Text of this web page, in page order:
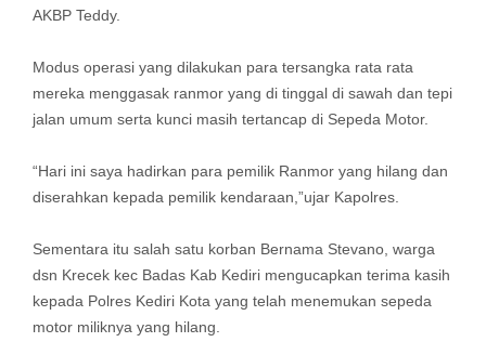
AKBP Teddy.
Modus operasi yang dilakukan para tersangka rata rata
mereka menggasak ranmor yang di tinggal di sawah dan tepi
jalan umum serta kunci masih tertancap di Sepeda Motor.
“Hari ini saya hadirkan para pemilik Ranmor yang hilang dan
diserahkan kepada pemilik kendaraan,”ujar Kapolres.
Sementara itu salah satu korban Bernama Stevano, warga
dsn Krecek kec Badas Kab Kediri mengucapkan terima kasih
kepada Polres Kediri Kota yang telah menemukan sepeda
motor miliknya yang hilang.